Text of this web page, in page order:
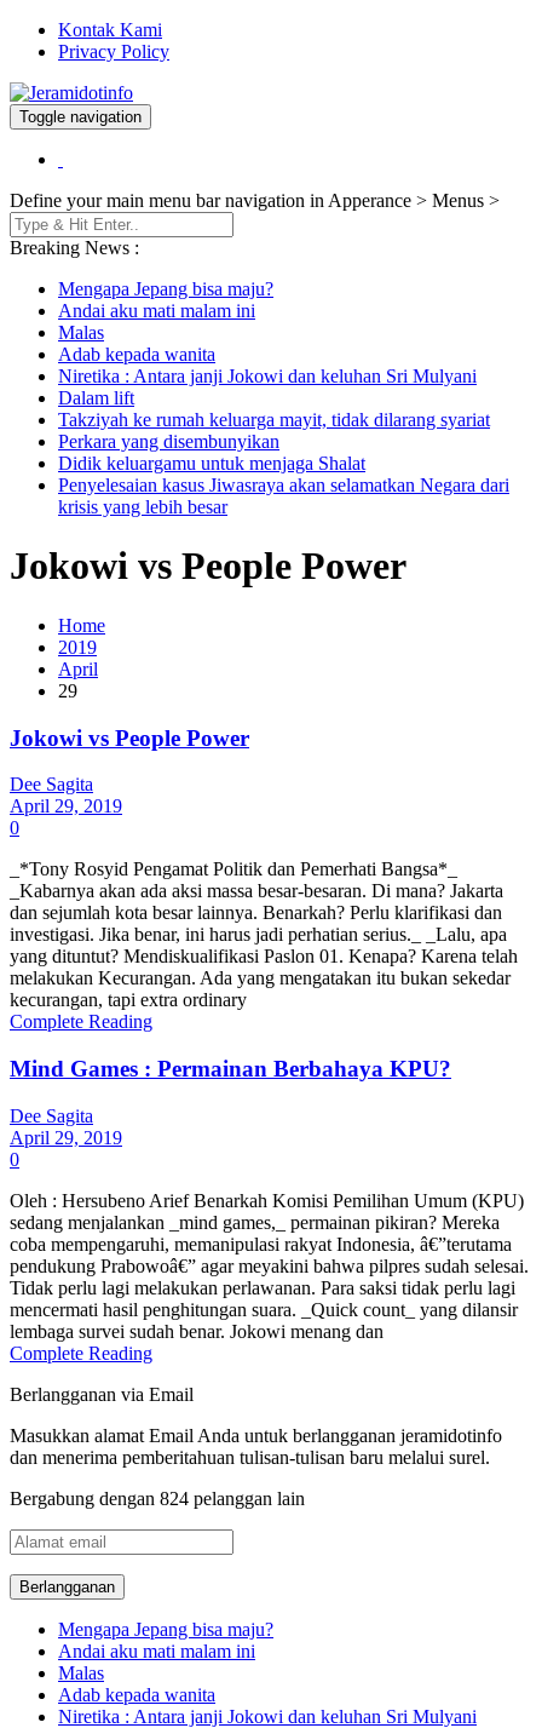
Kontak Kami
Privacy Policy
Jeramidotinfo
Berita dan Informasi Terkini
Toggle navigation
Define your main menu bar navigation in Apperance > Menus >
Breaking News :
Mengapa Jepang bisa maju?
Andai aku mati malam ini
Malas
Adab kepada wanita
Niretika : Antara janji Jokowi dan keluhan Sri Mulyani
Dalam lift
Takziyah ke rumah keluarga mayit, tidak dilarang syariat
Perkara yang disembunyikan
Didik keluargamu untuk menjaga Shalat
Penyelesaian kasus Jiwasraya akan selamatkan Negara dari
krisis yang lebih besar
Jokowi vs People Power
Home
2019
April
29
Jokowi vs People Power
Dee Sagita
April 29, 2019
0
_*Tony Rosyid Pengamat Politik dan Pemerhati Bangsa*_
_Kabarnya akan ada aksi massa besar-besaran. Di mana? Jakarta
dan sejumlah kota besar lainnya. Benarkah? Perlu klarifikasi dan
investigasi. Jika benar, ini harus jadi perhatian serius._ _Lalu, apa
yang dituntut? Mendiskualifikasi Paslon 01. Kenapa? Karena telah
melakukan Kecurangan. Ada yang mengatakan itu bukan sekedar
kecurangan, tapi extra ordinary
Complete Reading
Mind Games : Permainan Berbahaya KPU?
Dee Sagita
April 29, 2019
0
Oleh : Hersubeno Arief Benarkah Komisi Pemilihan Umum (KPU)
sedang menjalankan _mind games,_ permainan pikiran? Mereka
coba mempengaruhi, memanipulasi rakyat Indonesia, â€”terutama
pendukung Prabowoâ€” agar meyakini bahwa pilpres sudah selesai.
Tidak perlu lagi melakukan perlawanan. Para saksi tidak perlu lagi
mencermati hasil penghitungan suara. _Quick count_ yang dilansir
lembaga survei sudah benar. Jokowi menang dan
Complete Reading
Berlangganan via Email
Masukkan alamat Email Anda untuk berlangganan jeramidotinfo
dan menerima pemberitahuan tulisan-tulisan baru melalui surel.
Bergabung dengan 824 pelanggan lain
Alamat
email
Mengapa Jepang bisa maju?
Andai aku mati malam ini
Malas
Adab kepada wanita
Niretika : Antara janji Jokowi dan keluhan Sri Mulyani